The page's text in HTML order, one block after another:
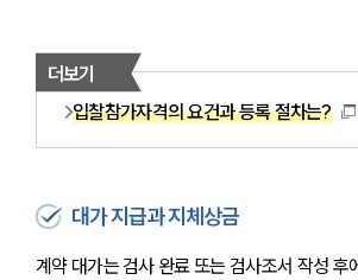
더보기
입찰참가자격의 요건과 등록 절차는?
대가 지급과 지체상금
계약 대가는 검사 완료 또는 검사조서 작성 후